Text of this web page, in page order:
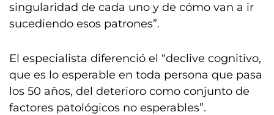
singularidad de cada uno y de cómo van a ir
sucediendo esos patrones”.
El especialista diferenció el “declive cognitivo,
que es lo esperable en toda persona que pasa
los 50 años, del deterioro como conjunto de
factores patológicos no esperables”.